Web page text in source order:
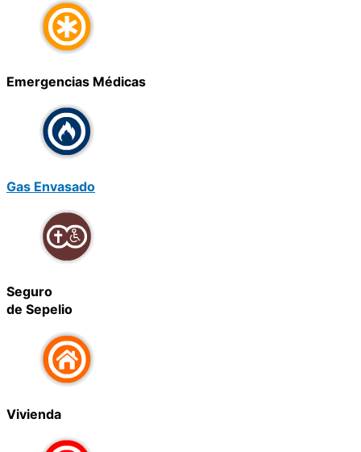
Emergencias Médicas
Gas Envasado
Seguro
de Sepelio
Vivienda